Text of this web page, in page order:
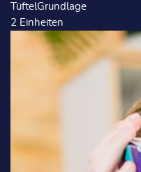
TüftelGrundlage
2 Einheiten